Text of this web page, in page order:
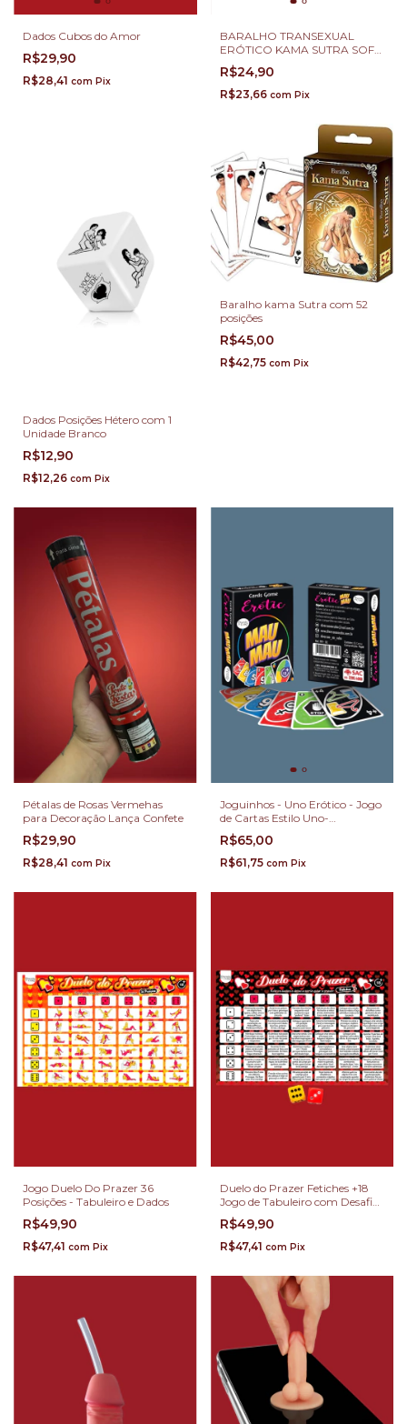
Dados Cubos do Amor
R$29,90
R$28,41 com Pix
BARALHO TRANSEXUAL
ERÓTICO KAMA SUTRA SOFT
LOVE
R$24,90
R$23,66 com Pix
Dados Posições Hétero com 1
Unidade Branco
R$12,90
R$12,26 com Pix
Baralho kama Sutra com 52
posições
R$45,00
R$42,75 com Pix
Pétalas de Rosas Vermehas
para Decoração Lança Confete
R$29,90
R$28,41 com Pix
Joguinhos - Uno Erótico - Jogo
de Cartas Estilo Uno-
Ref.:LD038
R$65,00
R$61,75 com Pix
Jogo Duelo Do Prazer 36
Posições - Tabuleiro e Dados
R$49,90
R$47,41 com Pix
Duelo do Prazer Fetiches +18
Jogo de Tabuleiro com Desafios
Eróticos
R$49,90
R$47,41 com Pix